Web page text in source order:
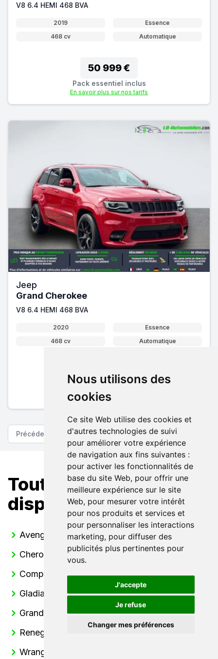
Nous utilisons des
cookies
Ce site Web utilise des cookies et
d'autres technologies de suivi
pour améliorer votre expérience
de navigation aux fins suivantes :
pour activer les fonctionnalités de
base du site Web, pour offrir une
meilleure expérience sur le site
Web, pour mesurer votre intérêt
pour nos produits et services et
pour personnaliser les interactions
marketing, pour diffuser des
publicités plus pertinentes pour
vous.
J'accepte
Je refuse
Changer mes préférences
V8 6.4 HEMI 468 BVA
2019
Essence
468 cv
Automatique
50 999 €
Pack essentiel inclus
En savoir plus sur nos tarifs
Jeep
Grand Cherokee
V8 6.4 HEMI 468 BVA
2020
Essence
468 cv
Automatique
49 800 €
En savoir plus sur nos tarifs
Précédent Suivant
Toutes nos Jeep
disponibles
Avenger
Cherokee
Compass
Gladiator
Grand Cherokee
Renegade
Wrangler